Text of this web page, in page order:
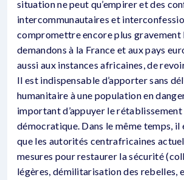
situation ne peut qu’empirer et des
intercommunautaires et
compromettre encore plus gravement
demandons à la France et aux pays
aussi aux instances africaines, de
Il est indispensable d’apporter sans
humanitaire à une population en
important d’appuyer le rétablissement
démocratique. Dans le même temps, il
que les autorités centrafricaines
mesures pour restaurer la sécurité
légères, démilitarisation des rebelles,